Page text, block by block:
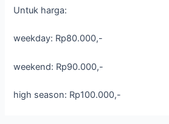
Untuk harga:
weekday: Rp80.000,-
weekend: Rp90.000,-
high season: Rp100.000,-